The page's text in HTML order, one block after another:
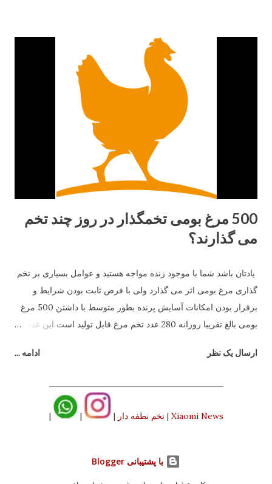
500 مرغ بومی تخمگذار در روز چند تخم
می گذارند؟
یادتان باشد شما با موجود زنده مواجه هستید و عوامل بسیاری بر تخم
گذاری مرغ بومی اثر می گذارد ولی با فرض ثابت بودن شرایط و
برقرار بودن امکانات آسایش پرنده بطور متوسط با داشتن 500 مرغ
بومی بالغ تقریبا روزانه 280 عدد تخم مرغ قابل تولید است این عدد بر
یکسال راندمان تولید بشدت افت می کند و بستگی به نژاد خواهد
ارسال یک نظر ادامه ...
Xiaomi News
|تخم نطفه دار |
|
|
‏با پشتیبانی Blogger